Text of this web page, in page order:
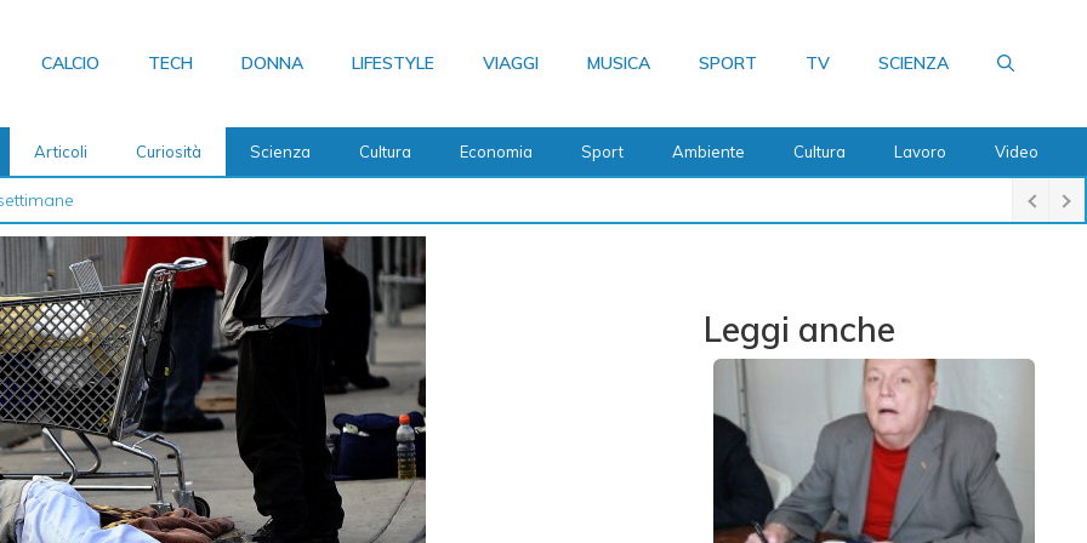
CALCIO TECH DONNA LIFESTYLE VIAGGI MUSICA SPORT TV SCIENZA
Articoli Curiosità Scienza Cultura Economia Sport Ambiente Cultura Lavoro Video
Leggi anche